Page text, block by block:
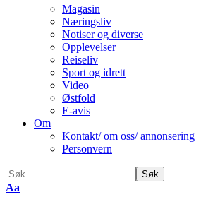
Magasin
Næringsliv
Notiser og diverse
Opplevelser
Reiseliv
Sport og idrett
Video
Østfold
E-avis
Om
Kontakt/ om oss/ annonsering
Personvern
Endre
Aa